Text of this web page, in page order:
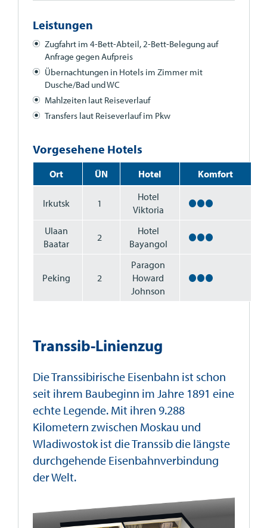
Leistungen
Zugfahrt im 4-Bett-Abteil, 2-Bett-Belegung auf
Anfrage gegen Aufpreis
Übernachtungen in Hotels im Zimmer mit
Dusche/Bad und WC
Mahlzeiten laut Reiseverlauf
Transfers laut Reiseverlauf im Pkw
Vorgesehene Hotels
Ort ÜN Hotel Komfort
Irkutsk 1
Hotel
Viktoria
Ulaan
Baatar
2
Hotel
Bayangol
Peking 2
Paragon
Howard
Johnson
Transsib-Linienzug
Die Transsibirische Eisenbahn ist schon
seit ihrem Baubeginn im Jahre 1891 eine
echte Legende. Mit ihren 9.288
Kilometern zwischen Moskau und
Wladiwostok ist die Transsib die längste
durchgehende Eisenbahnverbindung
der Welt.